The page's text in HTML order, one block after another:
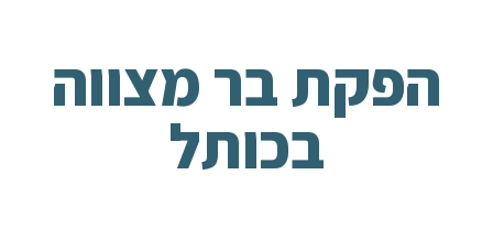
הפקת בר מצווה
בכותל